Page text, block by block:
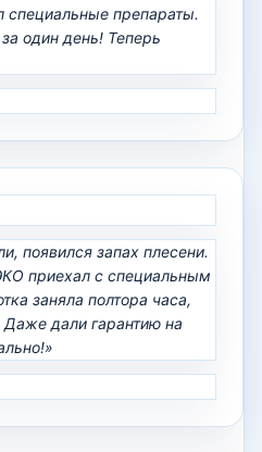
специальные препараты.
один день! Теперь
появился запах плесени.
приехал с специальным
заняла полтора часа,
Даже дали гарантию на